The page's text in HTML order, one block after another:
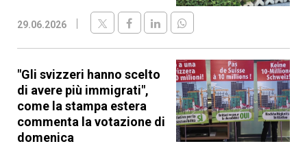
29.06.2026
"Gli svizzeri hanno scelto
di avere più immigrati",
come la stampa estera
commenta la votazione di
domenica